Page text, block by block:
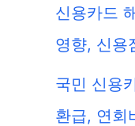
신용카드
영향, 신용
국민 신용
환급, 연회